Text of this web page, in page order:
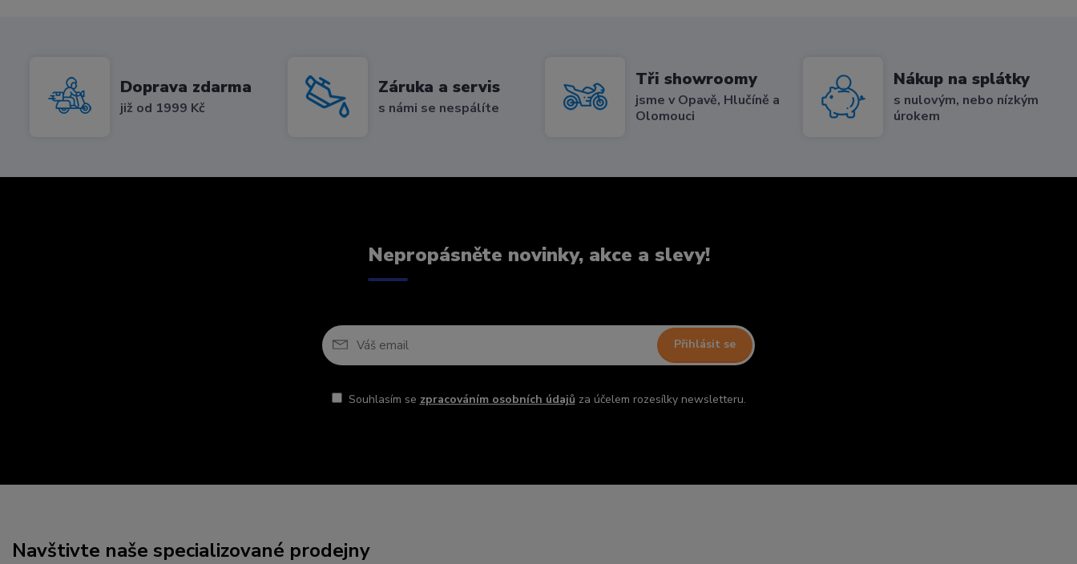
Doprava zdarma
již od 1999 Kč
Záruka a servis
s námi se nespálíte
Tři showroomy
jsme v Opavě, Hlučíně a
Olomouci
Nákup na splátky
s nulovým, nebo nízkým
úrokem
Nepropásněte novinky, akce a slevy!
Přihlásit se
Souhlasím se zpracováním osobních údajůza účelem rozesílky newsletteru.
Navštivte naše specializované prodejny